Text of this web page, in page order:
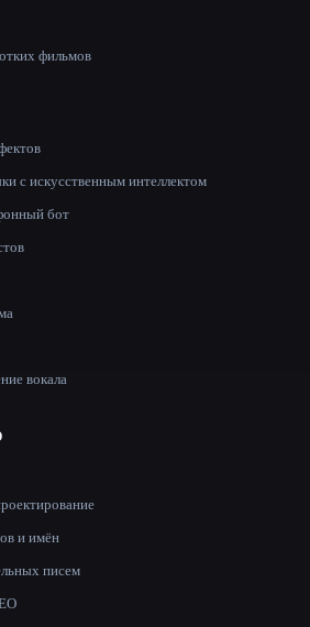
фильмов
с искусственным интеллектом
бот
вокала
и имён
писем